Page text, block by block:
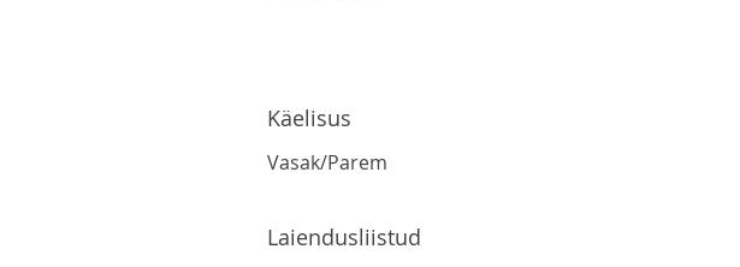
Käelisus
Vasak/Parem
Laiendusliistud